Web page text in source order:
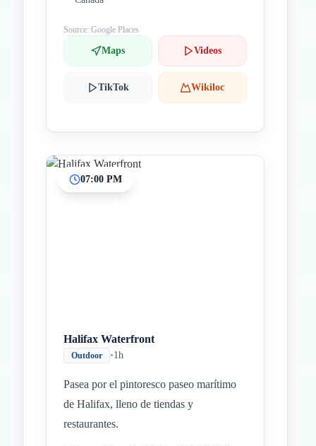
Source: Google Places
Maps Videos
TikTok Wikiloc
07:00 PM
Halifax Waterfront
Outdoor •1h
Pasea por el pintoresco paseo marítimo
de Halifax, lleno de tiendas y
restaurantes.